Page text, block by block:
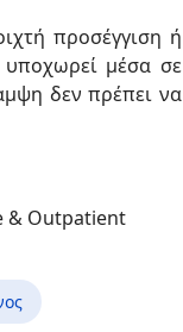
προσέγγιση ή
μέσα σε
δεν πρέπει να
& Outpatient